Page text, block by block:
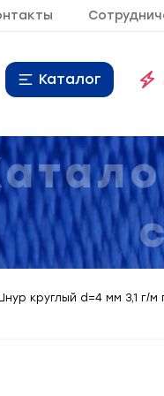
Каталог
9
10
20
круглый d=4 мм 3,1 г/